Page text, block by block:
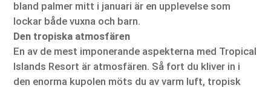
bland palmer mitt i januari är en upplevelse som
lockar både vuxna och barn.
Den tropiska atmosfären
En av de mest imponerande aspekterna med Tropical
Islands Resort är atmosfären. Så fort du kliver in i
den enorma kupolen möts du av varm luft, tropisk